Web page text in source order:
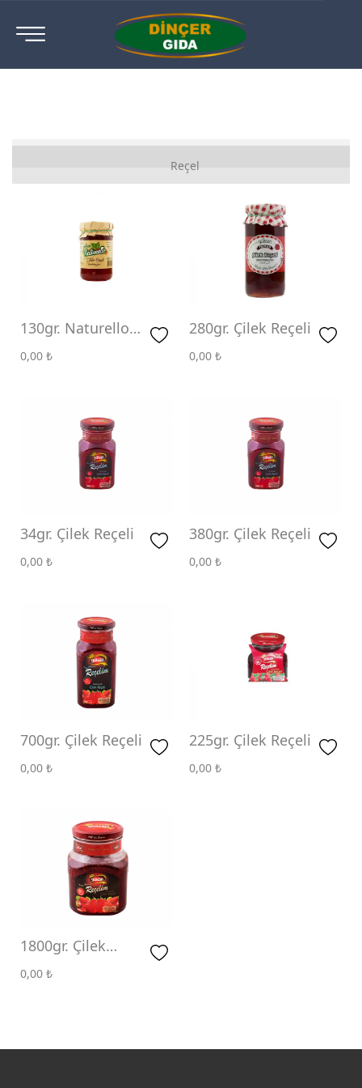
Reçel
Böğürtlen Reçeli
Çilek Reçeli
Gül Reçeli
İncir Reçeli
Portakal Reçeli
Şeftali Reçeli
Vişne Reçeli
130gr. Naturello
Çilek Reçeli
0,00 ₺
280gr. Çilek Reçeli
0,00 ₺
34gr. Çilek Reçeli
0,00 ₺
380gr. Çilek Reçeli
0,00 ₺
700gr. Çilek Reçeli
0,00 ₺
225gr. Çilek Reçeli
0,00 ₺
1800gr. Çilek
Reçeli
0,00 ₺